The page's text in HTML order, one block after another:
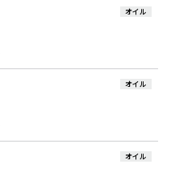
オイル
オイル
オイル